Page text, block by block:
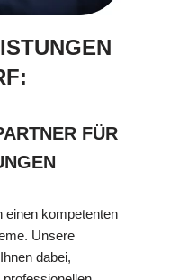
FÜR
einen kompetenten
Unsere
dabei,